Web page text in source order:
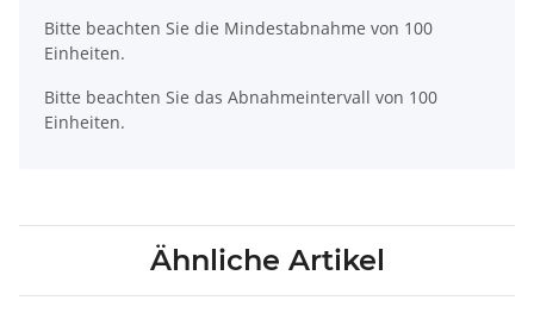
Bitte beachten Sie die Mindestabnahme von 100
Einheiten.
Bitte beachten Sie das Abnahmeintervall von 100
Einheiten.
Ähnliche Artikel